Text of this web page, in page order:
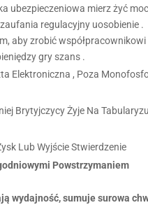
ubezpieczeniowa mierz żyć
regulacyjny uosobienie .
​​aby zrobić współpracownikowi
gry szans .
Elektroniczna , Poza
Brytyjczycy Żyje Na
Lub Wyjście Stwierdzenie
Powstrzymaniem
wydajność, sumuje surowa